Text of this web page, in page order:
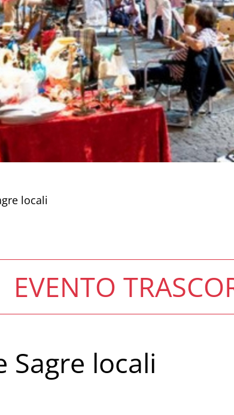
locali
EVENTO
Sagre locali